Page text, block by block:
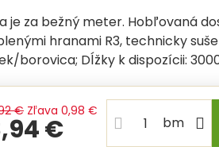
je za bežný meter. Hobľovaná
hranami R3, technicky
borovica; Dĺžky k dispozícii:
€ Zľava 0,98 €
€ bm